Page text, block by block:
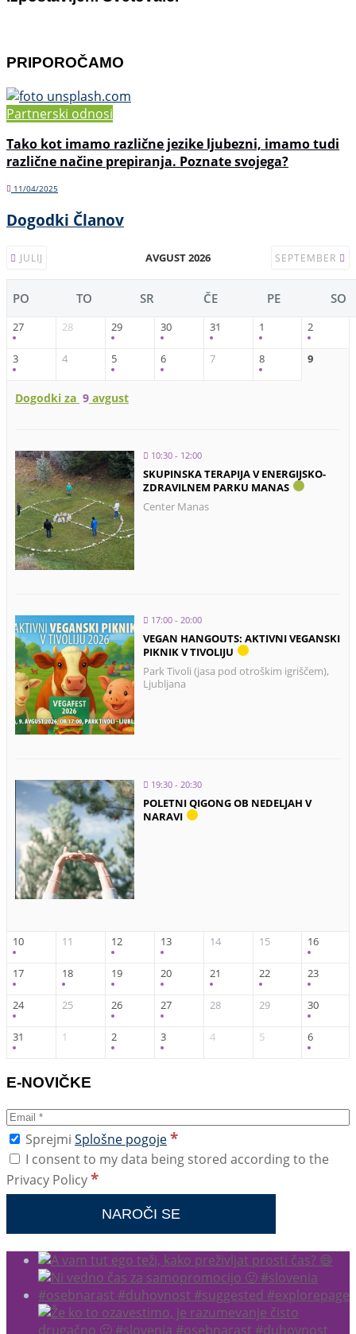
PRIPOROČAMO
Partnerski odnosi
Tako kot imamo različne jezike ljubezni, imamo tudi
različne načine prepiranja. Poznate svojega?
11/04/2025
Dogodki Članov
JULIJ AVGUST 2026 SEPTEMBER
PO TO SR ČE PE SO
27 28 29 30 31 1 2
3 4 5 6 7 8 9
Dogodki za 9 avgust
10:30 - 12:00
SKUPINSKA TERAPIJA V ENERGIJSKO-
ZDRAVILNEM PARKU MANAS
Center Manas
17:00 - 20:00
VEGAN HANGOUTS: AKTIVNI VEGANSKI
PIKNIK V TIVOLIJU
Park Tivoli (jasa pod otroškim igriščem),
Ljubljana
19:30 - 20:30
POLETNI QIGONG OB NEDELJAH V
NARAVI
10 11 12 13 14 15 16
17 18 19 20 21 22 23
24 25 26 27 28 29 30
31 1 2 3 4 5 6
E-NOVIČKE
Sprejmi Splošne pogoje*
I consent to my data being stored according to the
Privacy Policy*